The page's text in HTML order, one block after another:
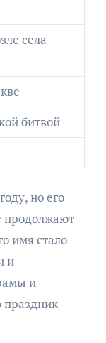
села
битвой
но его
продолжают
имя стало
и
и
праздник